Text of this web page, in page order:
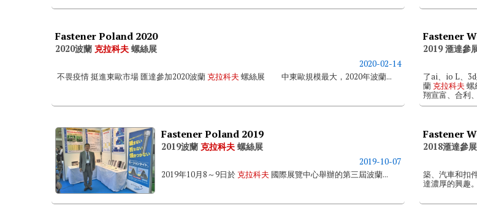
Fastener Poland 2020
2020波蘭克拉科夫 螺絲展
2020-02-14
不畏疫情 挺進東歐市場 匯達參加2020波蘭克拉科夫螺絲展 中東歐規模最大，2020年波蘭...
Fastener
2019 滙達參
了ai、io L、
蘭克拉科夫螺
翔宣富、合利
Fastener Poland 2019
2019波蘭克拉科夫 螺絲展
2019-10-07
2019年10月8～9日於克拉科夫 國際展覽中心舉辦的第三屆波蘭...
Fastener
2018滙達參
築、汽車和扣
達濃厚的興趣